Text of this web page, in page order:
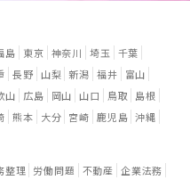
島 東京 神奈川 埼玉
千葉
長野 山梨 新潟 福井
富山
山 広島 岡山 山口 鳥取
島根
熊本 大分 宮崎 鹿児島 沖縄
整理 労働問題 不動産 企業法務